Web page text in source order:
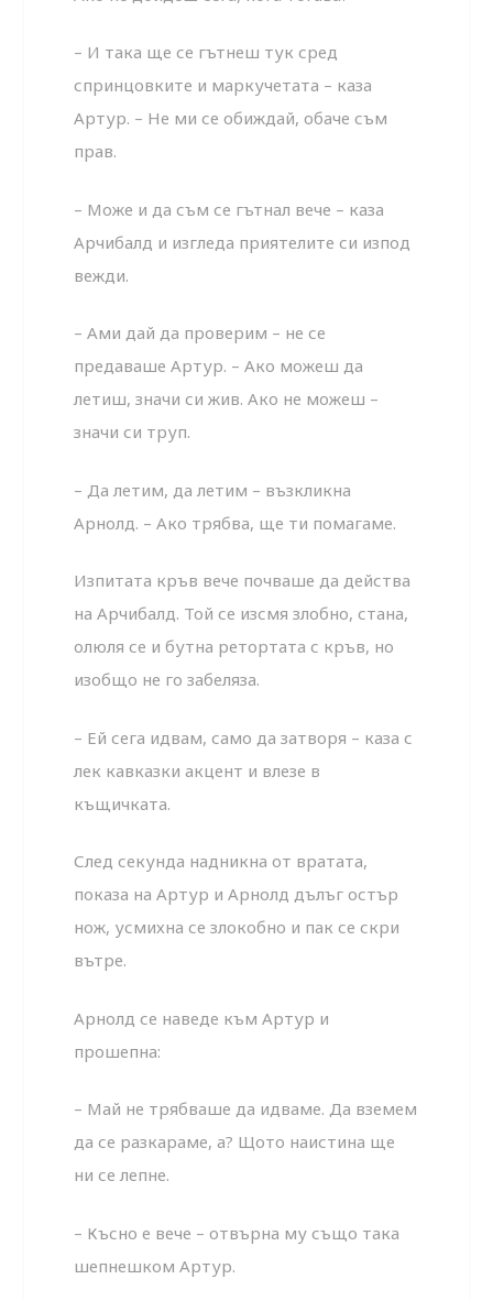
– И така ще се гътнеш тук сред
спринцовките и маркучетата – каза
Артур. – Не ми се обиждай, обаче съм
прав.
– Може и да съм се гътнал вече – каза
Арчибалд и изгледа приятелите си изпод
вежди.
– Ами дай да проверим – не се
предаваше Артур. – Ако можеш да
летиш, значи си жив. Ако не можеш –
значи си труп.
– Да летим, да летим – възкликна
Арнолд. – Ако трябва, ще ти помагаме.
Изпитата кръв вече почваше да действа
на Арчибалд. Той се изсмя злобно, стана,
олюля се и бутна ретортата с кръв, но
изобщо не го забеляза.
– Ей сега идвам, само да затворя – каза с
лек кавказки акцент и влезе в
къщичката.
След секунда надникна от вратата,
показа на Артур и Арнолд дълъг остър
нож, усмихна се злокобно и пак се скри
вътре.
Арнолд се наведе към Артур и
прошепна:
– Май не трябваше да идваме. Да вземем
да се разкараме, а? Щото наистина ще
ни се лепне.
– Късно е вече – отвърна му също така
шепнешком Артур.